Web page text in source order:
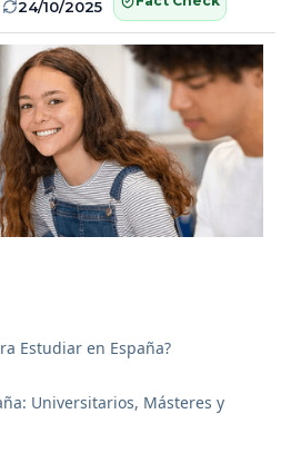
24/10/2025
Estudiar en España?
Universitarios, Másteres y